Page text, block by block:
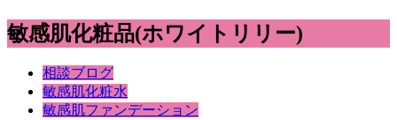
敏感肌化粧品(ホワイトリリー)
相談ブログ
敏感肌化粧水
敏感肌ファンデーション